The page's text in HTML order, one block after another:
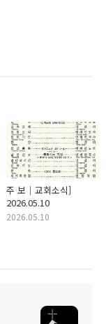
주 보｜교회소식]
2026.05.10
2026.05.10